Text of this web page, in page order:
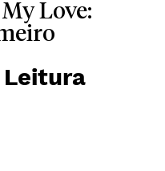
Love:
Leitura